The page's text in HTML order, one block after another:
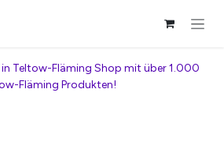
in Teltow-Fläming Shop mit über 1.000
Fläming Produkten!